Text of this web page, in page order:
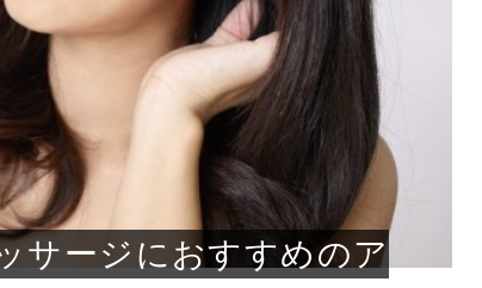
かえで
もっと見る
さくら
もっと見る
かえで
もっと見る
かえで
もっと見る
chicca
もっと見る
メガネ
もっと見る
さくら
もっと見る
あかり
もっと見る
あかり
もっと見る
あおい
もっと見る
さな
もっと見る
でしょうか？じつは
けれど、種類が多くてどれを選べばい
いか...
さな
もっと見る
から、昔ながらの手
いて行う「医療ダイエット」は、自己
流のダ...
さな
もっと見る
サージにおすすめのア